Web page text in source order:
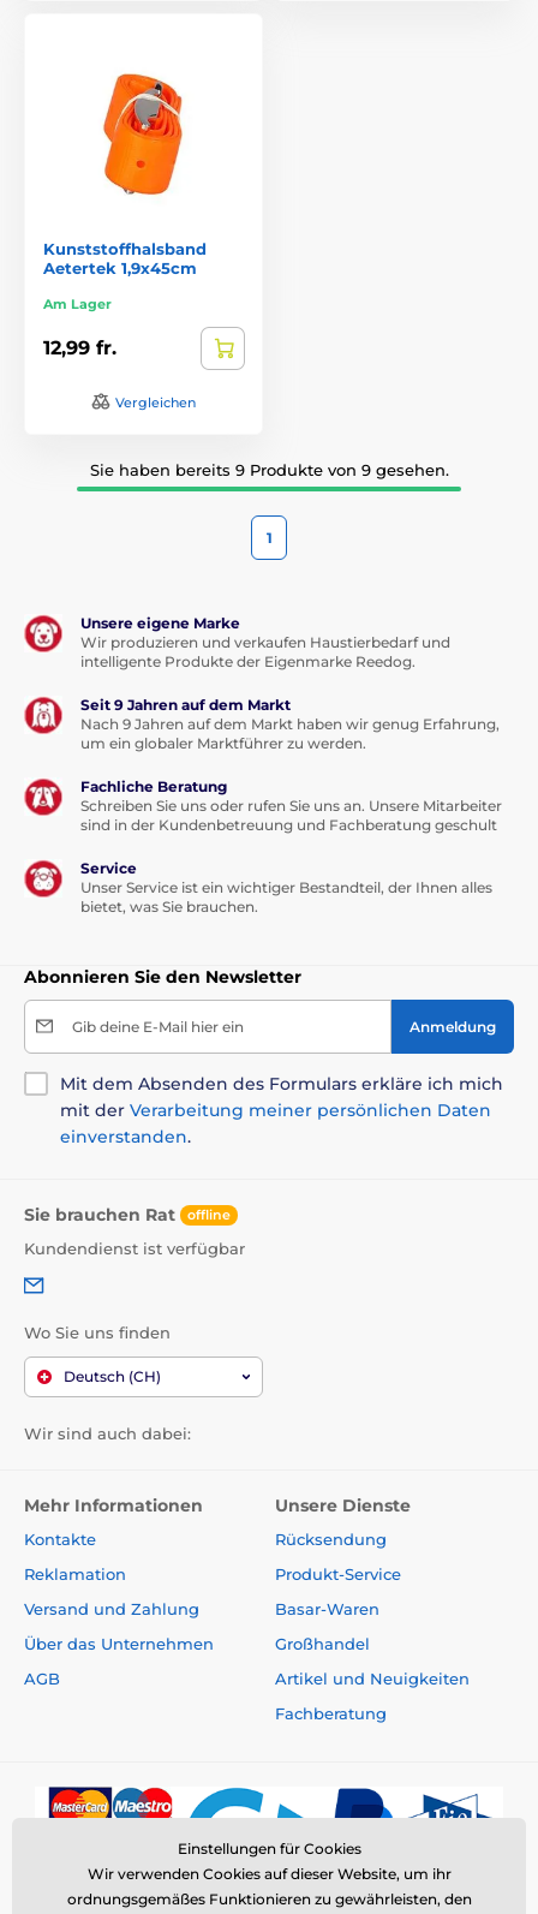
Kunststoffhalsband
Aetertek 1,9x45cm
Am Lager
12,99 fr.
Vergleichen
Sie haben bereits 9 Produkte von 9 gesehen.
1
Unsere eigene Marke
Wir produzieren und verkaufen Haustierbedarf und
intelligente Produkte der Eigenmarke Reedog.
Seit 9 Jahren auf dem Markt
Nach 9 Jahren auf dem Markt haben wir genug Erfahrung,
um ein globaler Marktführer zu werden.
Fachliche Beratung
Schreiben Sie uns oder rufen Sie uns an. Unsere Mitarbeiter
sind in der Kundenbetreuung und Fachberatung geschult
Service
Unser Service ist ein wichtiger Bestandteil, der Ihnen alles
bietet, was Sie brauchen.
Abonnieren Sie den Newsletter
Gib deine E-Mail hier ein Anmeldung
Mit dem Absenden des Formulars erkläre ich mich
mit der Verarbeitung meiner persönlichen Daten
einverstanden.
Sie brauchen Rat offline
Kundendienst ist verfügbar
Wo Sie uns finden
Deutsch (CH)
Wir sind auch dabei:
Mehr Informationen
Kontakte
Reklamation
Versand und Zahlung
Über das Unternehmen
AGB
Unsere Dienste
Rücksendung
Produkt-Service
Basar-Waren
Großhandel
Artikel und Neuigkeiten
Fachberatung
Einstellungen für Cookies
Wir verwenden Cookies auf dieser Website, um ihr
ordnungsgemäßes Funktionieren zu gewährleisten, den